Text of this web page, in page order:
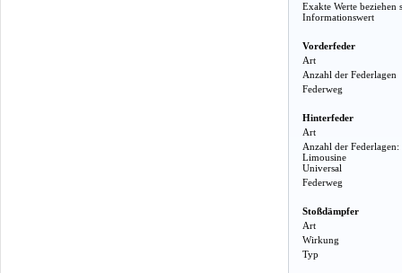
Exakte Werte beziehen
Informationswert
Vorderfeder
Art
Anzahl der Federlagen
Federweg
Hinterfeder
Art
Anzahl der Federlagen:
Limousine
Universal
Federweg
Stoßdämpfer
Art
Wirkung
Typ